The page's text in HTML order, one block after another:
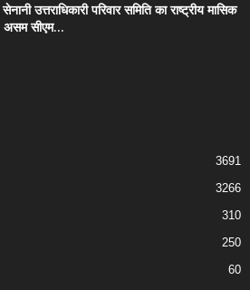
उत्तराधिकारी परिवार समिति का राष्ट्रीय मासिक
असम सीएम...
3691
3266
310
250
60